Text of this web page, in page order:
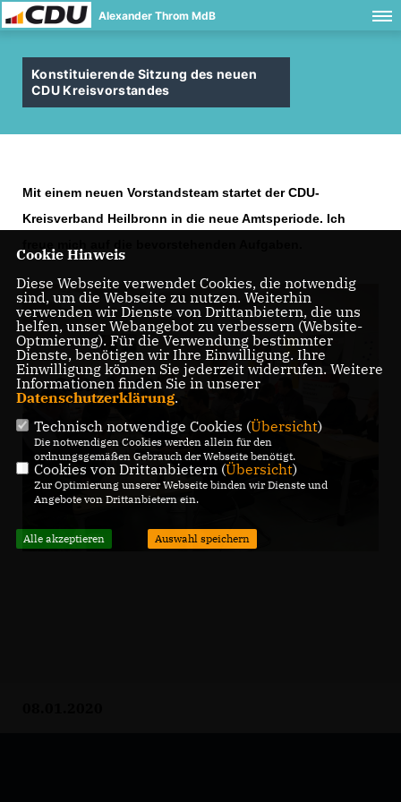
Alexander Throm MdB
Konstituierende Sitzung des neuen
CDU Kreisvorstandes
Mit einem neuen Vorstandsteam startet derCDU-
Kreisverband Heilbronn in die neue Amtsperiode. Ich
Cookie Hinweis
Diese Webseite verwendet Cookies, die notwendig
sind, um die Webseite zu nutzen. Weiterhin
verwenden wir Dienste von Drittanbietern, die uns
helfen, unser Webangebot zu verbessern (Website-
Optmierung). Für die Verwendung bestimmter
Dienste, benötigen wir Ihre Einwilligung. Ihre
Einwilligung können Sie jederzeit widerrufen. Weitere
Informationen finden Sie in unserer
Datenschutzerklärung.
Technisch notwendige Cookies (Übersicht)
Die notwendigen Cookies werden allein für den
ordnungsgemäßen Gebrauch der Webseite benötigt.
Cookies von Drittanbietern (Übersicht)
Zur Optimierung unserer Webseite binden wir Dienste und
Angebote von Drittanbietern ein.
Alle akzeptieren Auswahl speichern